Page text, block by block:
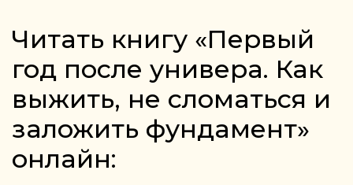
Читать книгу «Первый
год после универа. Как
выжить, не сломаться и
заложить фундамент»
онлайн: